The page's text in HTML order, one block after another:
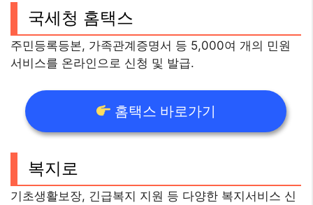
국세청 홈택스
주민등록등본, 가족관계증명서 등 5,000여 개의 민원
서비스를 온라인으로 신청 및 발급.
홈택스 바로가기
복지로
기초생활보장, 긴급복지 지원 등 다양한 복지서비스 신